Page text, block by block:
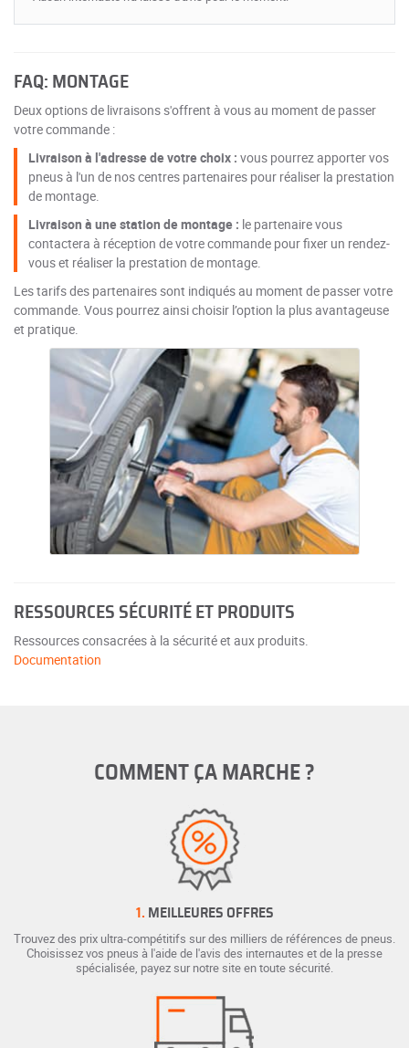
FAQ: MONTAGE
Deux options de livraisons s'offrent à vous au moment de passer
votre commande :
Livraison à l'adresse de votre choix : vous pourrez apporter vos
pneus à l'un de nos centres partenaires pour réaliser la prestation
de montage.
Livraison à une station de montage : le partenaire vous
contactera à réception de votre commande pour fixer un rendez-
vous et réaliser la prestation de montage.
Les tarifs des partenaires sont indiqués au moment de passer votre
commande. Vous pourrez ainsi choisir l’option la plus avantageuse
et pratique.
RESSOURCES SÉCURITÉ ET PRODUITS
Ressources consacrées à la sécurité et aux produits.
Documentation
COMMENT ÇA MARCHE ?
1. MEILLEURES OFFRES
Trouvez des prix ultra-compétitifs sur des milliers de références de pneus.
Choisissez vos pneus à l'aide de l'avis des internautes et de la presse
spécialisée, payez sur notre site en toute sécurité.